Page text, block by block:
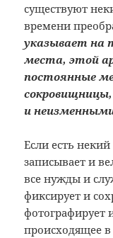
существуют
времени
указывает на
места, этой
постоянные
и
Если есть
записывает и
все нужды и
фиксирует и
фотографирует
происходящее